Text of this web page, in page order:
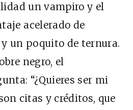
un vampiro y el
acelerado de
un poquito de ternura.
negro, el
“¿Quieres ser mi
citas y créditos, que